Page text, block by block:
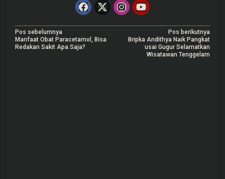
N
a
Pos sebelumnya
Manfaat Obat Paracetamol, Bisa
Redakan Sakit Apa Saja?
Pos berikutnya
Bripka Andithya Naik Pangkat
usai Gugur Selamatkan
Wisatawan Tenggelam